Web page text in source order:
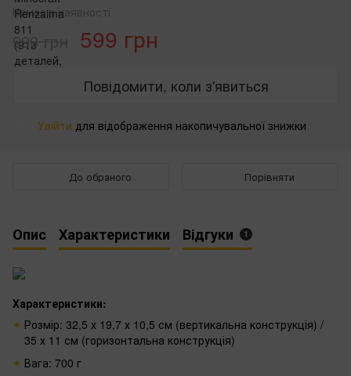
Немає в наявності
599 грн
999 грн
Повідомити, коли з'явиться
Увійти для відображення накопичувальної знижки
До обраного Порівняти
Опис Характеристики Відгуки 1
Характеристики:
Розмір: 32,5 х 19,7 х 10,5 см (вертикальна конструкція) /
35 х 11 см (горизонтальна конструкція)
Вага: 700 г